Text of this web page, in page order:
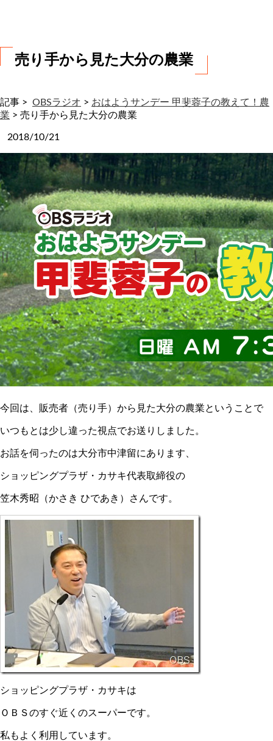
売り手から見た大分の農業
記事 > OBSラジオ > おはようサンデー 甲斐蓉子の教えて！農
業 > 売り手から見た大分の農業
2018/10/21
今回は、販売者（売り手）から見た大分の農業ということで
いつもとは少し違った視点でお送りしました。
お話を伺ったのは大分市中津留にあります、
ショッピングプラザ・カサキ代表取締役の
笠木秀昭（かさき ひであき）さんです。
ショッピングプラザ・カサキは
ＯＢＳのすぐ近くのスーパーです。
私もよく利用しています。